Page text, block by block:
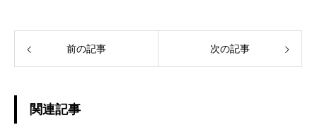
前の記事 次の記事
関連記事